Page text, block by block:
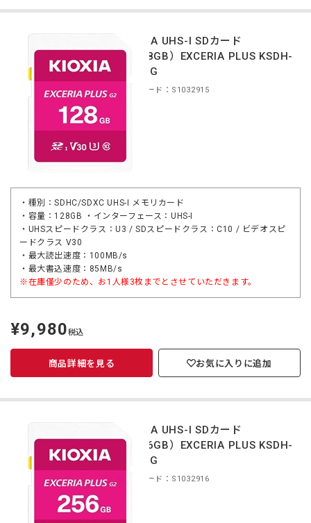
KIOXIA UHS-I SDカード
（128GB）EXCERIA PLUS KSDH-
B128G
商品コード：S1032915
・種別：SDHC/SDXC UHS-I メモリカード
・容量：128GB ・インターフェース：UHS-I
・UHSスピードクラス：U3 / SDスピードクラス：C10 / ビデオスピ
ードクラス V30
・最大読出速度：100MB/s
・最大書込速度：85MB/s
※在庫僅少のため、お1人様3枚までとさせていただきます。
定
価
¥9,980税込
商品詳細を見る お気に入りに追加
KIOXIA UHS-I SDカード
（256GB）EXCERIA PLUS KSDH-
B256G
商品コード：S1032916